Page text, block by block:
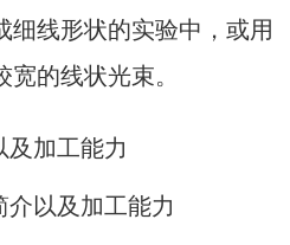
细线形状的实验中，或用
的线状光束。
加工能力
以及加工能力